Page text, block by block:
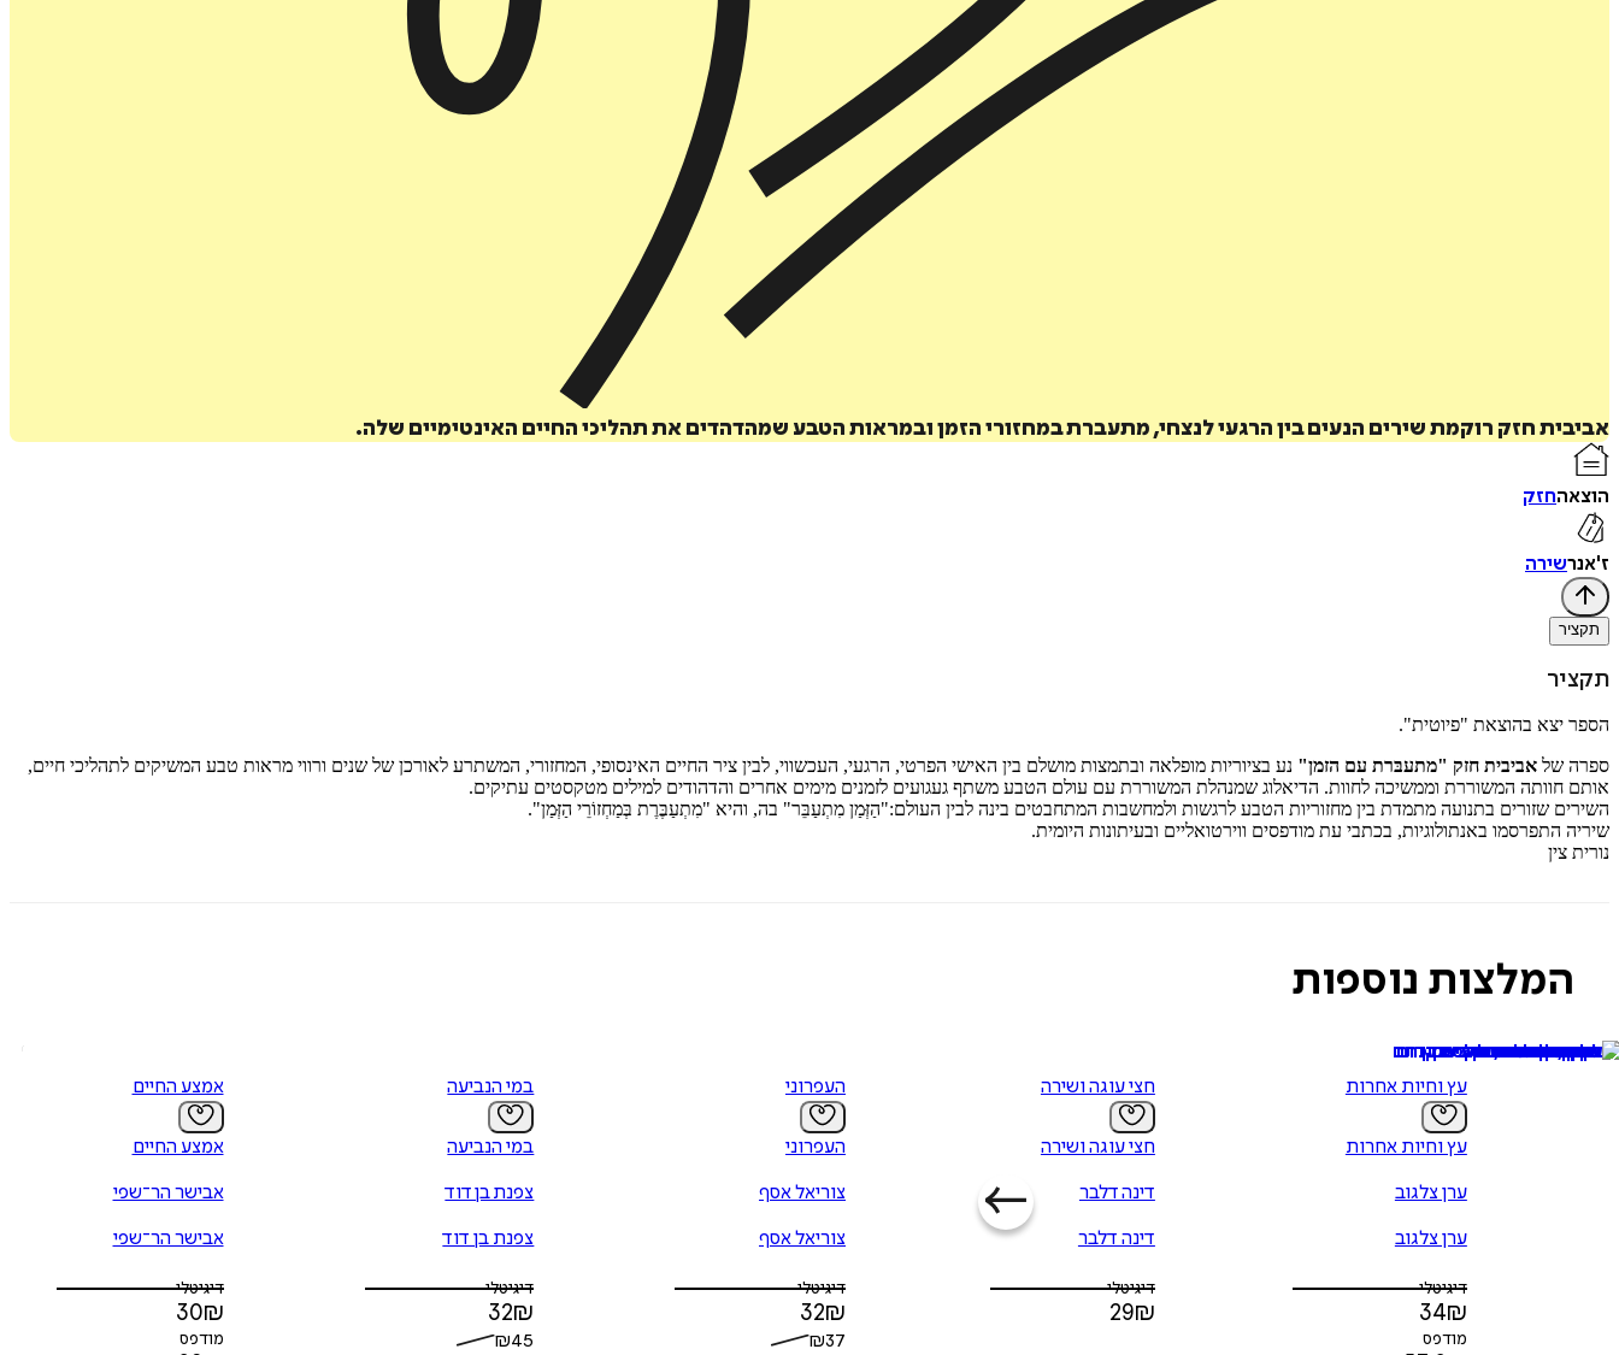
איזה פורמט בא לך?
דיגיטלי
₪32 מחיר קודם:
במבצע עד:
31/08/2026
אביבית חזק רוקמת שירים הנעים בין הרגעי לנצחי, מתעברת במחזורי הזמן ובמראות הטבע שמהדהדים את תהליכי החיים האינטימיים שלה.
הוצאהחזק
ז'אנרשירה
תקציר
תקציר
הספר יצא בהוצאת "פיוטית".
ספרה של אביבית חזק "מתעבּרת עם הזמן" נע בציוריות מופלאה ובתמצות מושלם בין האישי הפרטי, הרגעי, העכשווי, לבין ציר החיים האינסופי, המחזורי, המשתרע לאורכן של שנים ורווי מראות טבע המשיקים לתהליכי חיים,
אותם חוותה המשוררת וממשיכה לחוות. הדיאלוג שמנהלת המשוררת עם עולם הטבע משתף געגועים לזמנים מימים אחרים והדהודים למילים מטקסטים עתיקים.
השירים שזורים בתנועה מתמדת בין מחזוריות הטבע לרגשות ולמחשבות המתחבטים בינה לבין העולם:"הַזְּמַן מִתְעַבֵּר" בה, והיא "מִתְעַבֶּרֶת בְּמַחְזוֹרֵי הַזְּמַן".
שיריה התפרסמו באנתולוגיות, בכתבי עת מודפסים ווירטואליים ובעיתונות היומית.
נורית צין
המלצות נוספות
עץ וחיות אחרות
עץ וחיות אחרות
ערן צלגוב
ערן צלגוב
דיגיטלי
34₪
מודפס
חצי עוגה ושירה
חצי עוגה ושירה
דינה דלבר
דינה דלבר
דיגיטלי
29₪
העפרוני
העפרוני
צוריאל אסף
צוריאל אסף
דיגיטלי
32₪
₪37
במי הנביעה
במי הנביעה
צפנת בן דוד
צפנת בן דוד
דיגיטלי
32₪
₪45
אמצע החיים
אמצע החיים
אבישר הר־שפי
אבישר הר־שפי
דיגיטלי
30₪
מודפס